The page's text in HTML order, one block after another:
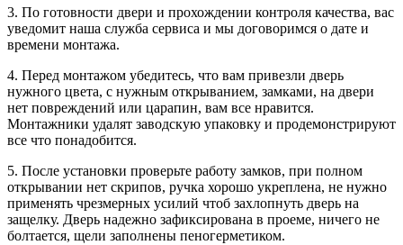
3. По готовности двери и прохождении контроля качества, вас
уведомит наша служба сервиса и мы договоримся о дате и
времени монтажа.
4. Перед монтажом убедитесь, что вам привезли дверь
нужного цвета, с нужным открыванием, замками, на двери
нет повреждений или царапин, вам все нравится.
Монтажники удалят заводскую упаковку и продемонстрируют
все что понадобится.
5. После установки проверьте работу замков, при полном
открывании нет скрипов, ручка хорошо укреплена, не нужно
применять чрезмерных усилий чтоб захлопнуть дверь на
защелку. Дверь надежно зафиксирована в проеме, ничего не
болтается, щели заполнены пеногерметиком.